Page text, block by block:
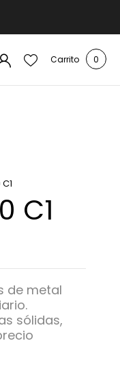
Carrito 0
C1
de metal
sólidas,